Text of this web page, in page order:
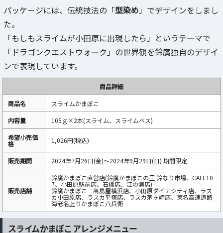
パッケージには、伝統技法の「型染め 」でデザインをしまし
た。
「もしもスライムが小田原に出現したら」というテーマで
「ドラゴンクエストウォーク」の世界観を鈴廣独自のデザイ
ンで表現しています。
商品詳細
商品名
スライムかまぼこ
内容量
105ｇ×2本(スライム、スライムベス)
希望小売価
格 1,026円(税込)
販売期間 2024年7月26日(金)～2024年9月29日(日) 期間限定
販売店舗
鈴廣かまぼこ直営店(鈴廣かまぼこの里 鈴なり市場、CAFE10
7、小田原駅前店、石橋店、江の浦店)
鈴廣かまぼこ 髙島屋横浜店、小田原ダイナシティ店、ラス
カ小田原店、ラスカ平塚店、ラスカ茅ヶ崎店、東名高速道路
海老名上りかまぼこ八兵衛
スライムかまぼこ アレンジメニュー